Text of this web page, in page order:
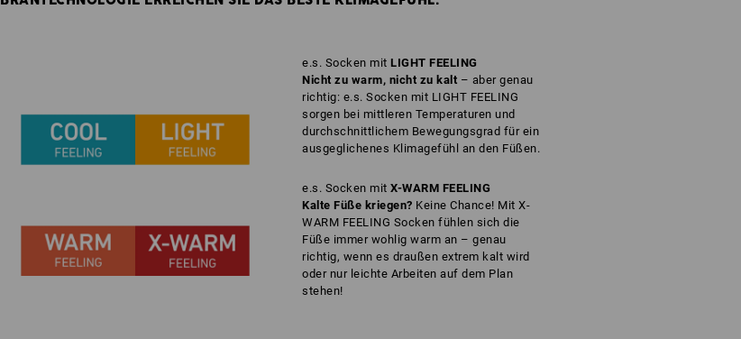
e.s. Socken mit LIGHT FEELING
Nicht zu warm, nicht zu kalt – aber genau
richtig: e.s. Socken mit LIGHT FEELING
sorgen bei mittleren Temperaturen und
durchschnittlichem Bewegungsgrad für ein
ausgeglichenes Klimagefühl an den Füßen.
e.s. Socken mit X-WARM FEELING
Kalte Füße kriegen? Keine Chance! Mit X-
WARM FEELING Socken fühlen sich die
Füße immer wohlig warm an – genau
richtig, wenn es draußen extrem kalt wird
oder nur leichte Arbeiten auf dem Plan
stehen!